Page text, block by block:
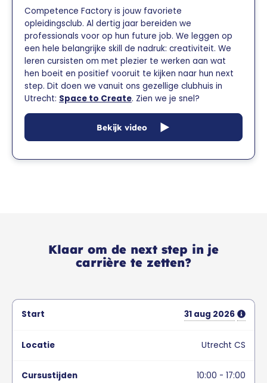
Competence Factory is jouw favoriete
opleidingsclub. Al dertig jaar bereiden we
professionals voor op hun future job. We leggen op
een hele belangrijke skill de nadruk: creativiteit. We
leren cursisten om met plezier te werken aan wat
hen boeit en positief vooruit te kijken naar hun next
step. Dit doen we vanuit ons gezellige clubhuis in
Utrecht: Space to Create . Zien we je snel?
Bekijk video
Klaar om de next step in je
carrière te zetten?
31 aug 2026
Utrecht CS
10:00 - 17:00